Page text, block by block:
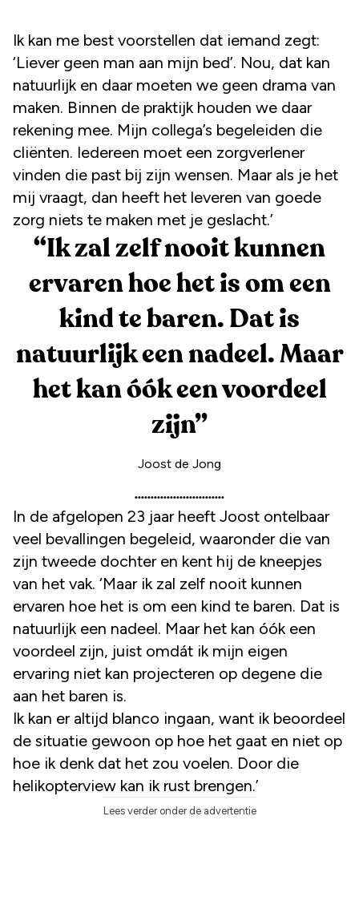
Ik kan me best voorstellen dat iemand zegt:
‘Liever geen man aan mijn bed’. Nou, dat kan
natuurlijk en daar moeten we geen drama van
maken. Binnen de praktijk houden we daar
rekening mee. Mijn collega’s begeleiden die
cliënten. Iedereen moet een zorgverlener
vinden die past bij zijn wensen. Maar als je het
mij vraagt, dan heeft het leveren van goede
zorg niets te maken met je geslacht.’
“Ik zal zelf nooit kunnen
ervaren hoe het is om een
kind te baren. Dat is
natuurlijk een nadeel. Maar
het kan óók een voordeel
zijn”
Joost de Jong
In de afgelopen 23 jaar heeft Joost ontelbaar
veel bevallingen begeleid, waaronder die van
zijn tweede dochter en kent hij de kneepjes
van het vak. ‘Maar ik zal zelf nooit kunnen
ervaren hoe het is om een kind te baren. Dat is
natuurlijk een nadeel. Maar het kan óók een
voordeel zijn, juist omdát ik mijn eigen
ervaring niet kan projecteren op degene die
aan het baren is.
Ik kan er altijd blanco ingaan, want ik beoordeel
de situatie gewoon op hoe het gaat en niet op
hoe ik denk dat het zou voelen. Door die
helikopterview kan ik rust brengen.’
Lees verder onder de advertentie